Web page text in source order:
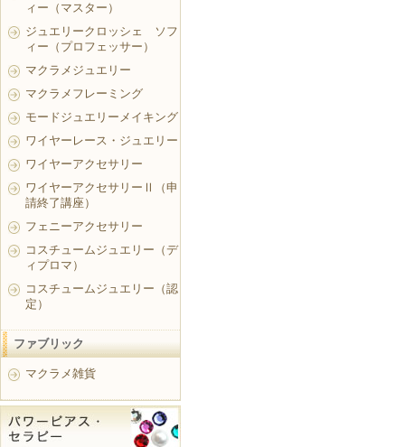
ィー（マスター）
ジュエリークロッシェ ソフ
ィー（プロフェッサー）
マクラメジュエリー
マクラメフレーミング
モードジュエリーメイキング
ワイヤーレース・ジュエリー
ワイヤーアクセサリー
ワイヤーアクセサリーⅡ（申
請終了講座）
フェニーアクセサリー
コスチュームジュエリー（デ
ィプロマ）
コスチュームジュエリー（認
定）
ファブリック
マクラメ雑貨